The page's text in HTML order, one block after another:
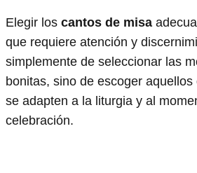
Elegir los cantos de misa
que requiere atención y
simplemente de seleccionar las
bonitas, sino de escoger
se adapten a la liturgia y al
celebración.